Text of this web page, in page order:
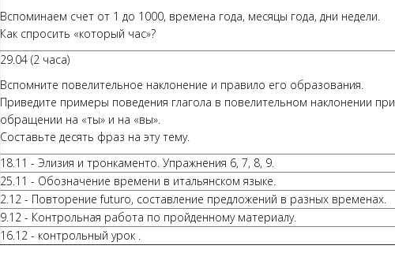
Вспоминаем счет от 1 до 1000, времена года, месяцы года, дни недели.
Как спросить «который час»?
29.04 (2 часа)
Вспомните повелительное наклонение и правило его образования.
Приведите примеры поведения глагола в повелительном наклонении при
обращении на «ты» и на «вы».
Составьте десять фраз на эту тему.
18.11 - Элизия и тронкаменто. Упражнения 6, 7, 8, 9.
25.11 - Обозначение времени в итальянском языке.
2.12 - Повторение futuro, составление предложений в разных временах.
9.12 - Контрольная работа по пройденному материалу.
16.12 - контрольный урок .